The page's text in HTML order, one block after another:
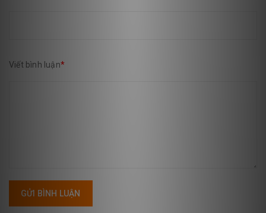
Viết bình luận*
GỬI BÌNH LUẬN